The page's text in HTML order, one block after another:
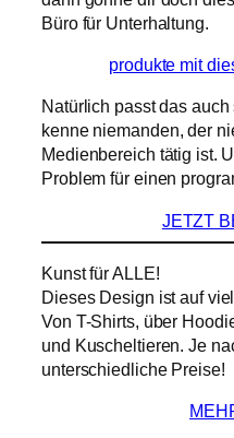
Büro für Unterhaltung.
produkte mit
Natürlich passt das
kenne niemanden, der
Medienbereich tätig ist.
Problem für einen
JETZT
Kunst für ALLE!
Dieses Design ist auf
Von T-Shirts, über
und Kuscheltieren. Je
unterschiedliche Preise!